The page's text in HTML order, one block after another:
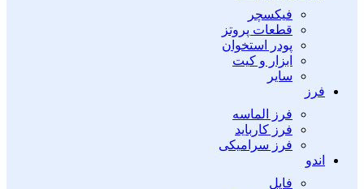
فیکسچر
قطعات پروتز
پودر استخوان
ابزار و کیت
سایر
فرز
فرز الماسه
فرز کارباید
فرز سرامیکی
اندو
فایل